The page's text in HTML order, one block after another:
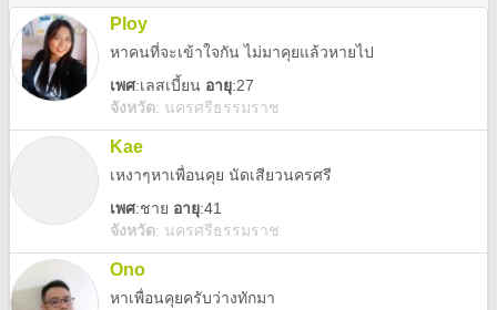
Ploy
หาคนที่จะเข้าใจกัน ไม่มาคุยแล้วหายไป
เพศ:เลสเบี้ยน อายุ:27
จังหวัด: นครศรีธรรมราช
Kae
เหงาๆหาเพื่อนคุย นัดเสียวนครศรี
เพศ:ชาย อายุ:41
จังหวัด: นครศรีธรรมราช
Ono
หาเพื่อนคุยครับว่างทักมา